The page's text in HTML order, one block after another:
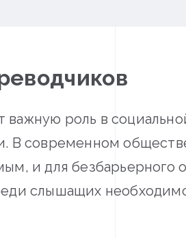
роль в
В современном
и для безбарьерного
слышащих